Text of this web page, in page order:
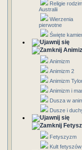
Religie
Australii
Wierzenia
pierwotne
Święte
Animizm
Animizm 2
Animizm
Animizm i
Dusza w
Dusze i
Fetyszyzm
Kult fetyszów